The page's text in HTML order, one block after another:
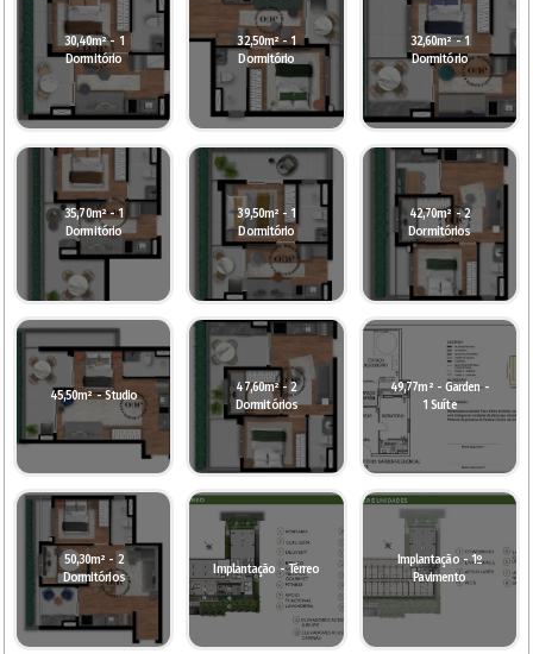
30,40m² - 1
Dormitório
32,50m² - 1
Dormitório
32,60m² - 1
Dormitório
35,70m² - 1
Dormitório
39,50m² - 1
Dormitório
42,70m² - 2
Dormitórios
45,50m² - Studio
47,60m² - 2
Dormitórios
49,77m² - Garden -
1 Suíte
50,30m² - 2
Dormitórios
Implantação - Térreo
Implantação - 1º
Pavimento